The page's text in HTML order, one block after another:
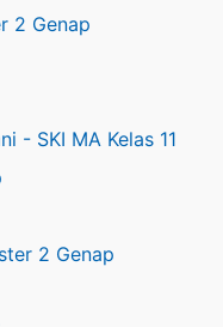
2 Genap
- SKI MA Kelas 11
2 Genap